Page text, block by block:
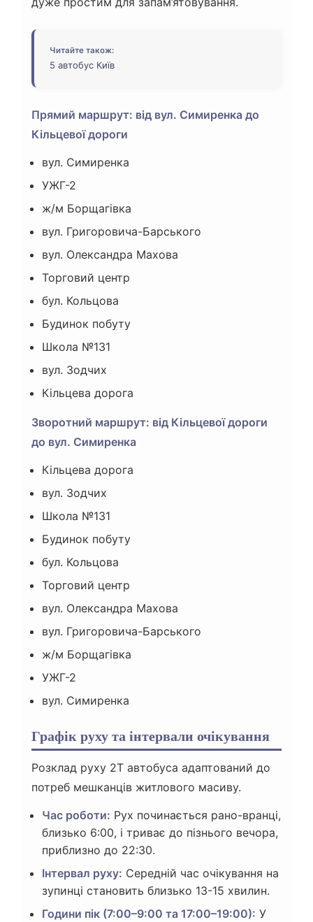
Читайте також:
5 автобус Київ
Прямий маршрут: від вул. Симиренка до
Кільцевої дороги
вул. Симиренка
УЖГ-2
ж/м Борщагівка
вул. Григоровича-Барського
вул. Олександра Махова
Торговий центр
бул. Кольцова
Будинок побуту
Школа №131
вул. Зодчих
Кільцева дорога
Зворотний маршрут: від Кільцевої дороги
до вул. Симиренка
Кільцева дорога
вул. Зодчих
Школа №131
Будинок побуту
бул. Кольцова
Торговий центр
вул. Олександра Махова
вул. Григоровича-Барського
ж/м Борщагівка
УЖГ-2
вул. Симиренка
Графік руху та інтервали очікування
Розклад руху 2Т автобуса адаптований до
потреб мешканців житлового масиву.
Час роботи: Рух починається рано-вранці,
близько 6:00, і триває до пізнього вечора,
приблизно до 22:30.
Інтервал руху: Середній час очікування на
зупинці становить близько 13-15 хвилин.
Години пік (7:00–9:00 та 17:00–19:00): У